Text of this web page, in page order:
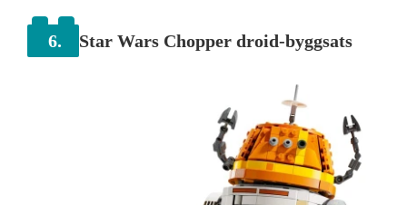
6. Star Wars Chopper droid-byggsats